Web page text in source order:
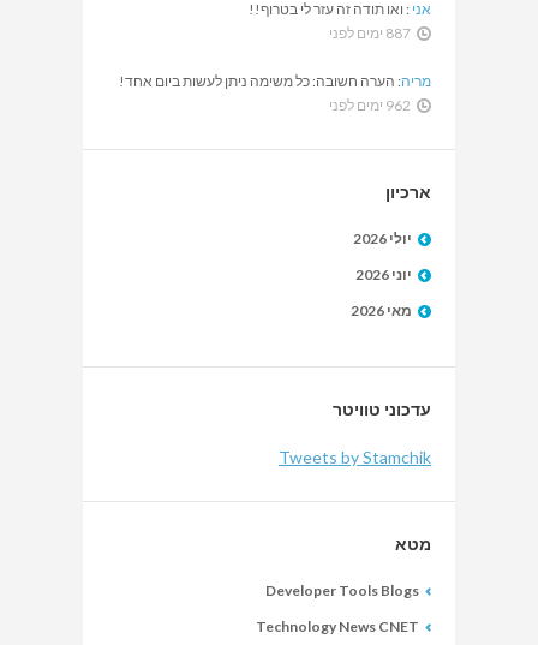
אני : ואו תודה זה עזר לי בטרוף!!
887 ימים לפני
מריה: הערה חשובה: כל משימה ניתן לעשות ביום אחד!
962 ימים לפני
ארכיון
יולי 2026
יוני 2026
מאי 2026
עדכוני טוויטר
Tweets by Stamchik
מטא
Developer Tools Blogs
Technology News CNET